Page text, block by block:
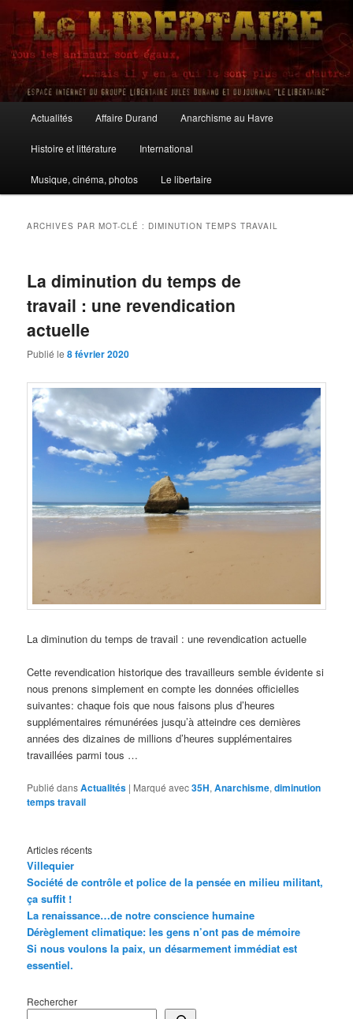
Aller
contenu
principal
Aller
contenu
secondaire
Le Libertaire
principal
Actualités Affaire Durand Anarchisme au Havre
Histoire et littérature International
Musique, cinéma, photos Le libertaire
ARCHIVES PAR MOT-CLÉ : DIMINUTION TEMPS TRAVAIL
La diminution du temps de
travail : une revendication
actuelle
Publié le8 février 2020
La diminution du temps de travail : une revendication actuelle
Cette revendication historique des travailleurs semble évidente si
nous prenons simplement en compte les données officielles
suivantes: chaque fois que nous faisons plus d’heures
supplémentaires rémunérées jusqu’à atteindre ces dernières
années des dizaines de millions d’heures supplémentaires
travaillées parmi tous …
Publié dansActualités | Marqué avec35H,Anarchisme,diminution
temps travail
Articles récents
Villequier
Société de contrôle et police de la pensée en milieu militant,
ça suffit !
La renaissance…de notre conscience humaine
Dérèglement climatique: les gens n’ont pas de mémoire
Si nous voulons la paix, un désarmement immédiat est
essentiel.
Rechercher